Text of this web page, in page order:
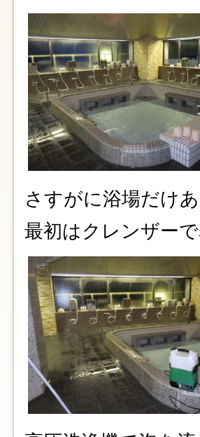
さすがに浴場だけ
最初はクレンザー